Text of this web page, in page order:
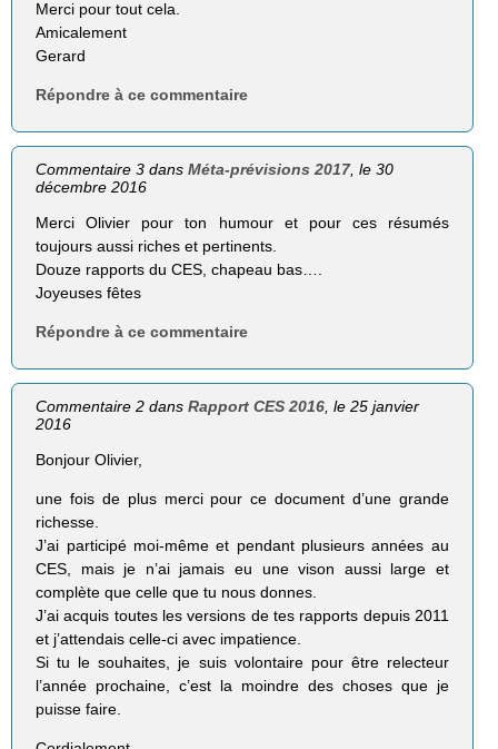
Merci pour tout cela.
Amicalement
Gerard
Répondre à ce commentaire
Commentaire 3 dansMéta-prévisions 2017, le 30
décembre 2016
Merci Olivier pour ton humour et pour ces résumés
toujours aussi riches et pertinents.
Douze rapports du CES, chapeau bas….
Joyeuses fêtes
Répondre à ce commentaire
Commentaire 2 dansRapport CES 2016, le 25 janvier
2016
Bonjour Olivier,
une fois de plus merci pour ce document d’une grande
richesse.
J’ai participé moi-même et pendant plusieurs années au
CES, mais je n’ai jamais eu une vison aussi large et
complète que celle que tu nous donnes.
J’ai acquis toutes les versions de tes rapports depuis 2011
et j’attendais celle-ci avec impatience.
Si tu le souhaites, je suis volontaire pour être relecteur
l’année prochaine, c’est la moindre des choses que je
puisse faire.